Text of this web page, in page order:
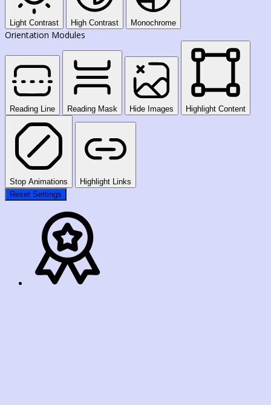
Light Contrast High Contrast Monochrome
Orientation Modules
Reading Line Reading Mask Hide Images Highlight Content
Stop Animations
Highlight Links
Reset Settings